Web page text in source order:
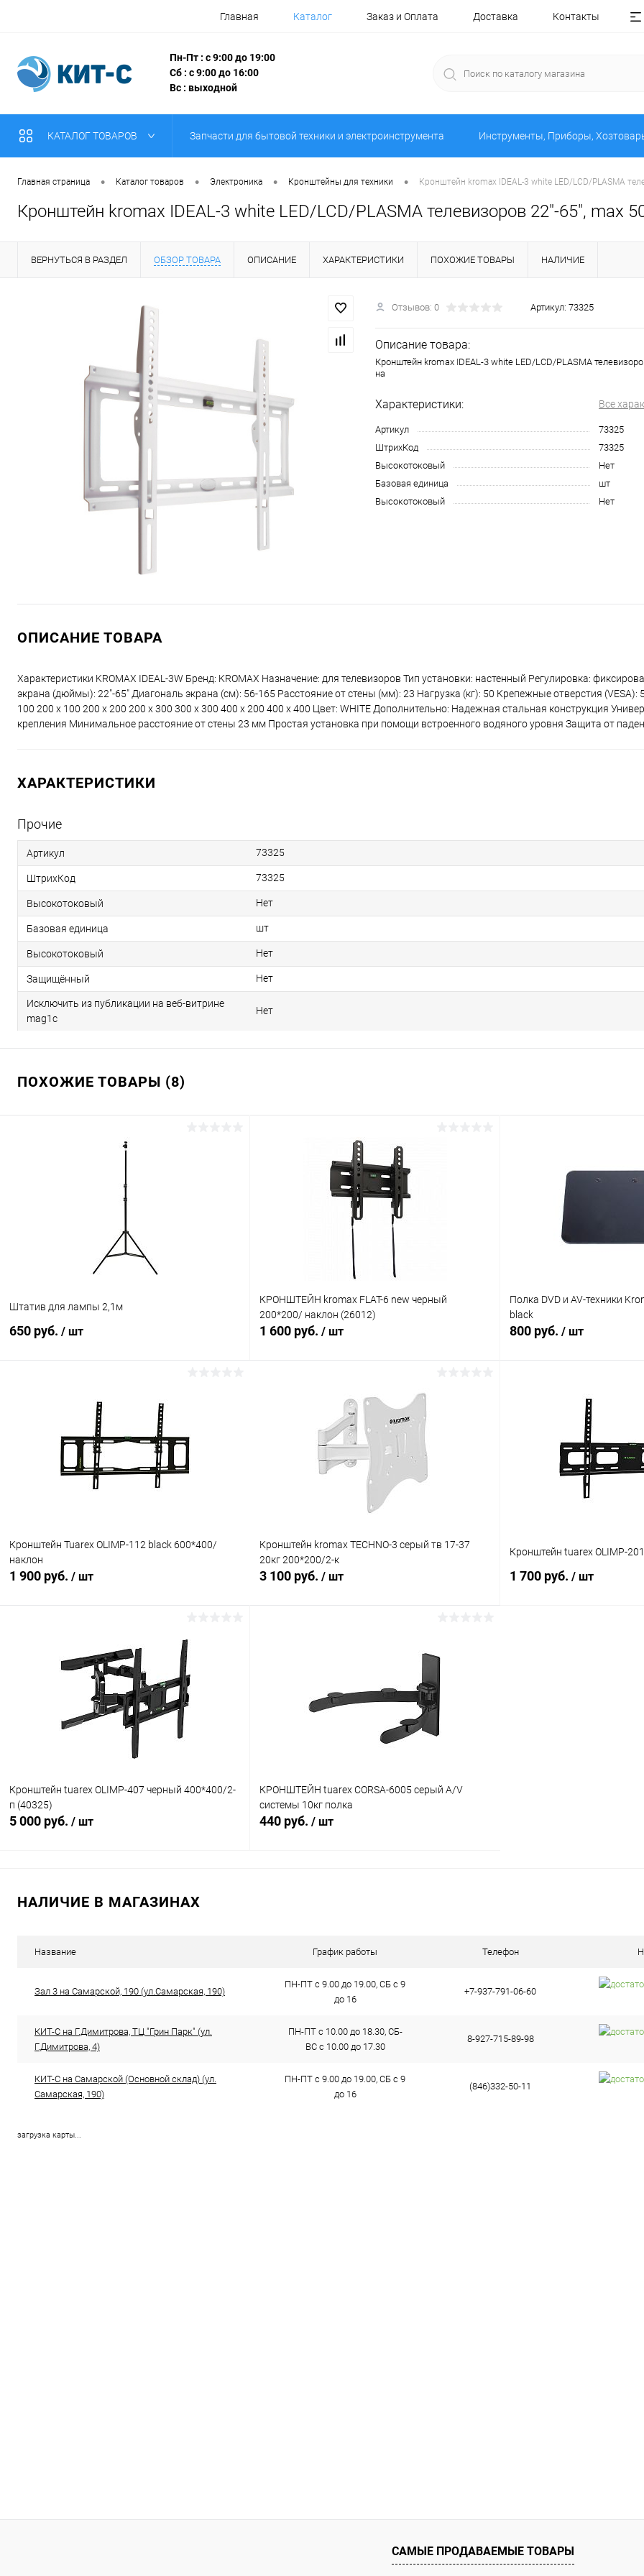
Главная Каталог Заказ и Оплата Доставка Контакты
Пн-Пт : с 9:00 до 19:00
Сб : с 9:00 до 16:00
Вс : выходной
КАТАЛОГ ТОВАРОВ Запчасти для бытовой техники и электроинструмента Инструменты, Приборы,
Главная страница • Каталог товаров • Электроника • Кронштейны для техники • Кронштейн kromax IDEAL-3 white LED/LCD/PLASMA
Кронштейн kromax IDEAL-3 white LED/LCD/PLASMA телевизоров 22"-65", max
ВЕРНУТЬСЯ В РАЗДЕЛ ОБЗОР ТОВАРА ОПИСАНИЕ ХАРАКТЕРИСТИКИ ПОХОЖИЕ ТОВАРЫ НАЛИЧИЕ
Отзывов: 0 Артикул: 73325
Описание товара:
Кронштейн kromax IDEAL-3 white LED/LCD/PLASMA
на
Характеристики: Все
Артикул
73325
ШтрихКод
73325
Высокотоковый
Нет
Базовая единица
шт
Высокотоковый
Нет
ОПИСАНИЕ ТОВАРА
Характеристики KROMAX IDEAL-3W Бренд: KROMAX Назначение: для телевизоров Тип установки: настенный Регулировка:
экрана (дюймы): 22"-65" Диагональ экрана (см): 56-165 Расстояние от стены (мм): 23 Нагрузка (кг): 50 Крепежные отверстия (VESA):
100 200 x 100 200 x 200 200 x 300 300 x 300 400 x 200 400 x 400 Цвет: WHITE Дополнительно: Надежная стальная конструкция
крепления Минимальное расстояние от стены 23 мм Простая установка при помощи встроенного водяного уровня Защита от
ХАРАКТЕРИСТИКИ
Прочие
Артикул 73325
ШтрихКод 73325
Высокотоковый Нет
Базовая единица шт
Высокотоковый Нет
Защищённый Нет
Исключить из публикации на веб-витрине
mag1c
Нет
ПОХОЖИЕ ТОВАРЫ (8)
Штатив для лампы 2,1м
650 руб. / шт
В избранное В наличии (1)
КРОНШТЕЙН kromax FLAT-6 new черный
200*200/ наклон (26012)
1 600 руб. / шт
Сравнение
В избранное В наличии (15)
Полка DVD и AV-техники
black
800 руб. / шт
В избранное
Кронштейн Tuarex OLIMP-112 black 600*400/
наклон
1 900 руб. / шт
Сравнение
В наличии (1)
Кронштейн kromax TECHNO-3 серый тв 17-37
20кг 200*200/2-к
3 100 руб. / шт
В избранное В наличии (11)
Кронштейн tuarex OLIMP-
1 700 руб. / шт
Кронштейн tuarex OLIMP-407 черный 400*400/2-
п (40325)
5 000 руб. / шт
КРОНШТЕЙН tuarex CORSA-6005 серый A/V
системы 10кг полка
440 руб. / шт
НАЛИЧИЕ В МАГАЗИНАХ
Название График работы Телефон
Зал 3 на Самарской, 190 (ул.Самарская, 190)
ПН-ПТ с 9.00 до 19.00, СБ с 9
до 16
+7-937-791-06-60
КИТ-С на Г.Димитрова, ТЦ "Грин Парк" (ул.
Г.Димитрова, 4)
ПН-ПТ с 10.00 до 18.30, СБ-
ВС с 10.00 до 17.30
8-927-715-89-98
КИТ-С на Самарской (Основной склад) (ул.
Самарская, 190)
ПН-ПТ с 9.00 до 19.00, СБ с 9
до 16
(846)332-50-11
загрузка карты...
САМЫЕ ПРОДАВАЕМЫЕ ТОВАРЫ